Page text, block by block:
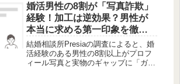
婚活男性の8割が「写真詐欺」
経験！加工は逆効果？男性が
本当に求める第一印象を徹底
解剖！
結婚相談所Presiaの調査によると、婚
活経験のある男性の8割以上がプロフ
ィール写真と実物のギャップに「ガッ